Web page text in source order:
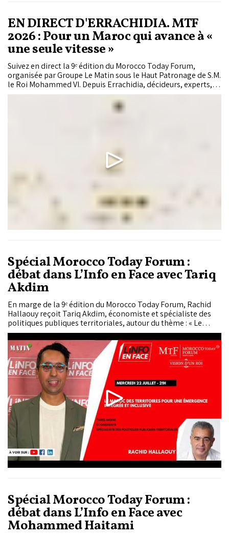
EN DIRECT D'ERRACHIDIA. MTF
2026 : Pour un Maroc qui avance à «
une seule vitesse »
Suivez en direct la 9ᵉ édition du Morocco Today Forum,
organisée par Groupe Le Matin sous le Haut Patronage de S.M.
le Roi Mohammed VI. Depuis Errachidia, décideurs, experts,
élus, chercheurs, acteurs économiques et représentants de la
société civile débattent des enjeux du développement
territorial, de la régionalisation avancée, de...
Spécial Morocco Today Forum :
débat dans L’Info en Face avec Tariq
Akdim
En marge de la 9ᵉ édition du Morocco Today Forum, Rachid
Hallaouy reçoit Tariq Akdim, économiste et spécialiste des
politiques publiques territoriales, autour du thème : « Le
Maroc des territoires : pour une émergence intégrée et
inclusive ».
Spécial Morocco Today Forum :
débat dans L’Info en Face avec
Mohammed Haitami